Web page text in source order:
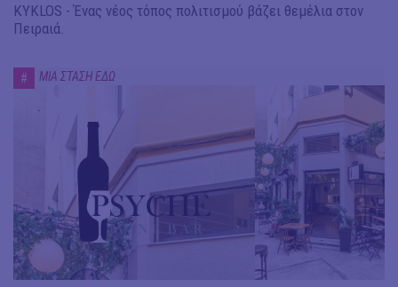
KYKLOS - Ένας νέος τόπος πολιτισμού βάζει θεμέλια στον
Πειραιά.
# ΜΙΑ ΣΤΑΣΗ ΕΔΩ